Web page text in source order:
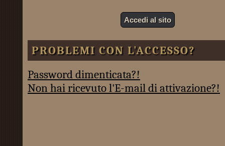
PROBLEMI CON L'ACCESSO?
Password dimenticata?!
Non hai ricevuto l'E-mail di attivazione?!